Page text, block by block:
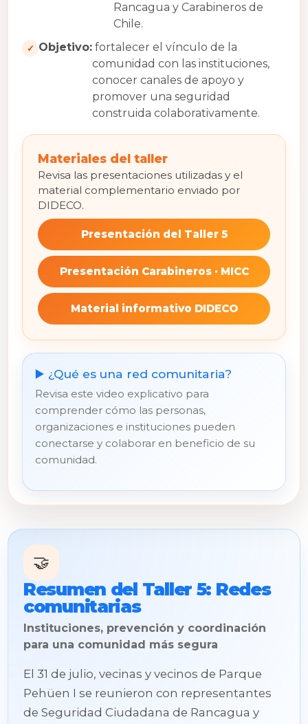
Rancagua y Carabineros de
Chile.
Objetivo: fortalecer el vínculo de la
comunidad con las instituciones,
conocer canales de apoyo y
promover una seguridad
construida colaborativamente.
Materiales del taller
Revisa las presentaciones utilizadas y el
material complementario enviado por
DIDECO.
Presentación del Taller 5
Presentación Carabineros · MICC
Material informativo DIDECO
▶️ ¿Qué es una red comunitaria?
Revisa este video explicativo para
comprender cómo las personas,
organizaciones e instituciones pueden
conectarse y colaborar en beneficio de su
comunidad.
🤝
Resumen del Taller 5: Redes
comunitarias
Instituciones, prevención y coordinación
para una comunidad más segura
El 31 de julio, vecinas y vecinos de Parque
Pehüen I se reunieron con representantes
de Seguridad Ciudadana de Rancagua y